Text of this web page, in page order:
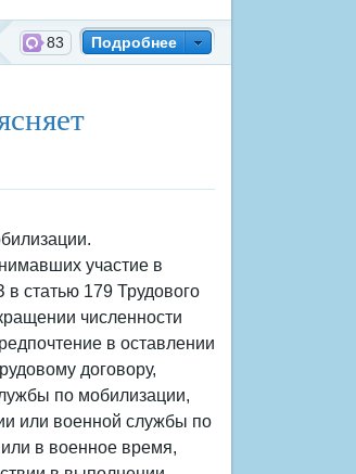
Подробнее
83
участие в
статью 179 Трудового
численности
в оставлении
договору,
по мобилизации,
или военной службы по
в военное время,